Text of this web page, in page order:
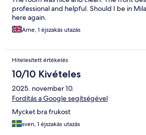
professional and helpful. Should I be in
here again.
Arne, 1 éjszakás utazás
Hitelesített értékelés
10/10 Kivételes
2025. november 10.
Fordítás a Google segítségével
Mycket bra frukost
sven, 1 éjszakás utazás